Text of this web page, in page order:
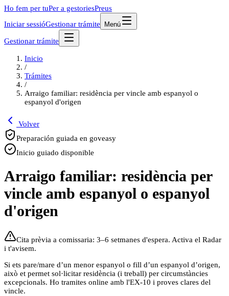
Ho fem per tuPer a gestoriesPreus
Iniciar sessióGestionar trámite Menú
Gestionar trámite
Inicio
/
Trámites
/
Arraigo familiar: residència per vincle amb espanyol o
espanyol d'origen
Volver
Preparación guiada en goveasy
Inicio guiado disponible
Arraigo familiar: residència per
vincle amb espanyol o espanyol
d'origen
Cita prèvia a comissaria: 3–6 setmanes d'espera. Activa el Radar
i t'avisem.
Si ets pare/mare d’un menor espanyol o fill d’un espanyol d’origen,
això et permet sol·licitar residència (i treball) per circumstàncies
excepcionals. Ho tramites online amb l'EX-10 i proves clares del
vincle.